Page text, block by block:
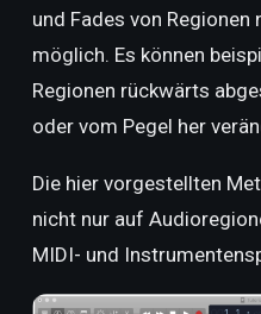
und Fades von
möglich. Es können
Regionen rückwärts
oder vom Pegel her
Die hier vorgestellten
nicht nur auf
MIDI- und